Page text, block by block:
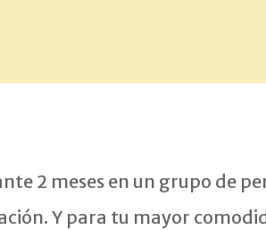
2 meses en un grupo de
Y para tu mayor